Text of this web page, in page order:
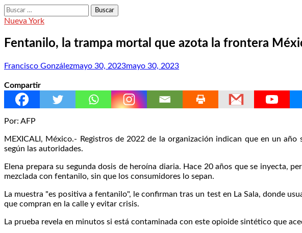
Buscar:
Nueva York
Fentanilo, la trampa mortal que azota la frontera
Francisco Gonzálezmayo 30, 2023mayo 30, 2023
Compartir
Por: AFP
MEXICALI, México.- Registros de 2022 de la organización indican que en un
según las autoridades.
Elena prepara su segunda dosis de heroína diaria. Hace 20 años que se inyecta,
mezclada con fentanilo, sin que los consumidores lo sepan.
La muestra "es positiva a fentanilo", le confirman tras un test en La Sala, donde
que compran en la calle y evitar crisis.
La prueba revela en minutos si está contaminada con este opioide sintético que